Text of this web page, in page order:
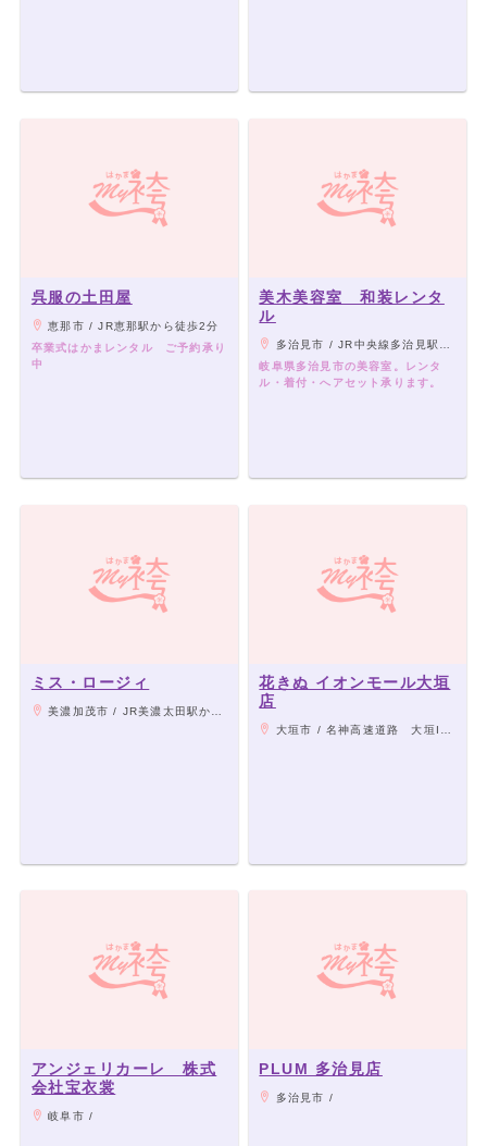
呉服の土田屋
恵那市 / JR恵那駅から徒歩2分
卒業式はかまレンタル ご予約承り
中
美木美容室 和装レンタ
ル
多治見市 / JR中央線多治見駅徒歩15分、ききょうバス、東鉄バス、名鉄バス「金岡町4」徒歩1分、お車の場合は多治見IC出口より1分。
岐阜県多治見市の美容室。レンタ
ル・着付・へアセット承ります。
ミス・ロージィ
美濃加茂市 / JR美濃太田駅から徒歩15分
花きぬ イオンモール大垣
店
大垣市 / 名神高速道路 大垣ICより車で約5分
アンジェリカーレ 株式
会社宝衣裳
岐阜市 /
PLUM 多治見店
多治見市 /